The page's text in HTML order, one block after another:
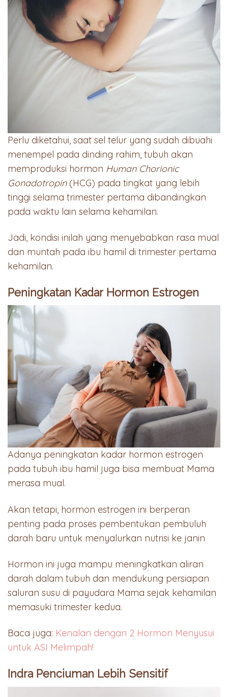
Perlu diketahui, saat sel telur yang sudah dibuahi
menempel pada dinding rahim, tubuh akan
memproduksi hormon Human Chorionic
Gonadotropin(HCG) pada tingkat yang lebih
tinggi selama trimester pertama dibandingkan
pada waktu lain selama kehamilan.
Jadi, kondisi inilah yang menyebabkan rasa mual
dan muntah pada ibu hamil di trimester pertama
kehamilan.
Peningkatan Kadar Hormon Estrogen
Adanya peningkatan kadar hormon estrogen
pada tubuh ibu hamil juga bisa membuat Mama
merasa mual.
Akan tetapi, hormon estrogen ini berperan
penting pada proses pembentukan pembuluh
darah baru untuk menyalurkan nutrisi ke janin
Hormon ini juga mampu meningkatkan aliran
darah dalam tubuh dan mendukung persiapan
saluran susu di payudara Mama sejak kehamilan
memasuki trimester kedua.
Baca juga: Kenalan dengan 2 Hormon Menyusui
untuk ASI Melimpah!
Indra Penciuman Lebih Sensitif